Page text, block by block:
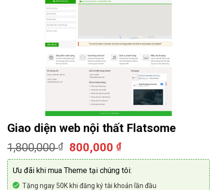
Giao diện web nội thất Flatsome
1,800,000₫
Giá
gốc
là:
1,800,000 ₫.
800,000₫Giá
hiện
tại
là:
Ưu đãi khi mua Theme tại chúng tôi:
Tặng ngay 50K khi đăng ký tài khoản lần đầu